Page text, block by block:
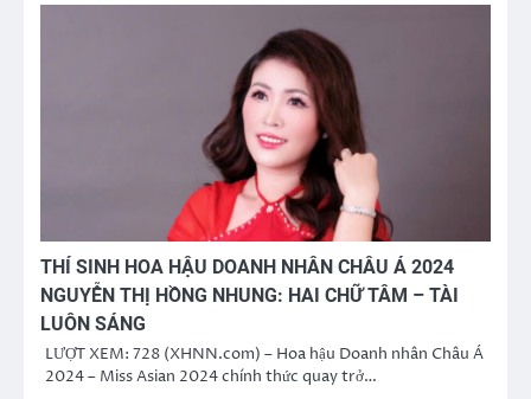
THÍ SINH HOA HẬU DOANH NHÂN CHÂU Á 2024
NGUYỄN THỊ HỒNG NHUNG: HAI CHỮ TÂM – TÀI
LUÔN SÁNG
LƯỢT XEM: 728 (XHNN.com) – Hoa hậu Doanh nhân Châu Á
2024 – Miss Asian 2024 chính thức quay trở…